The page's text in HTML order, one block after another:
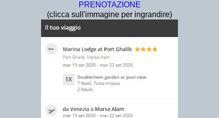
PRENOTAZIONE
(clicca sull'immagine per ingrandire)